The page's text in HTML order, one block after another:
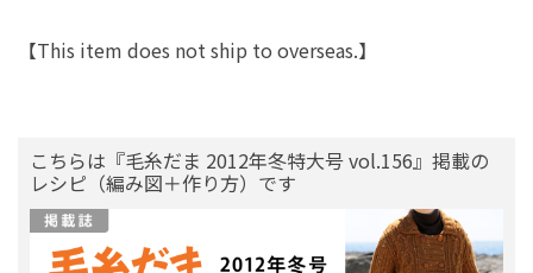
【This item does not ship to overseas.】
こちらは『毛糸だま 2012年冬特大号 vol.156』掲載の
レシピ（編み図＋作り方）です